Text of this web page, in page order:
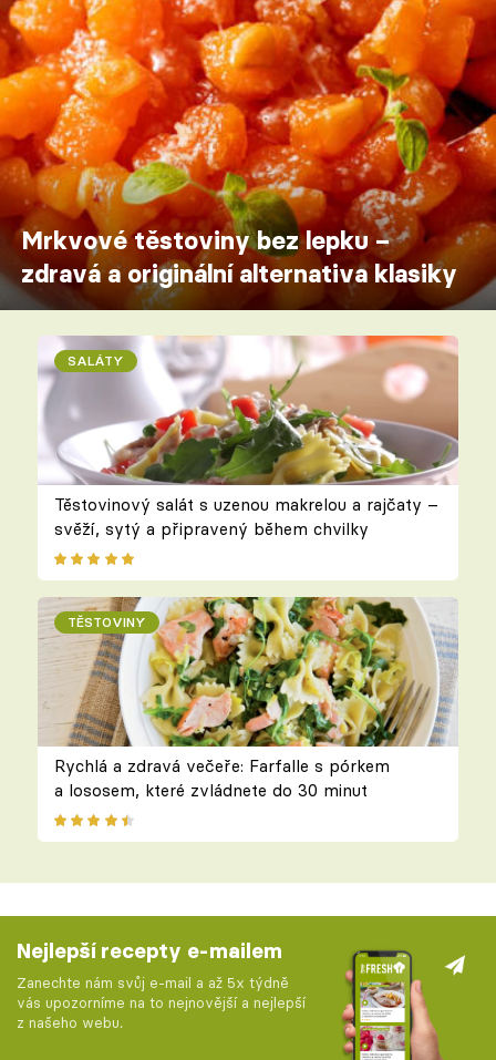
Mrkvové těstoviny bez lepku –
zdravá a originální alternativa klasiky
SALÁTY
Těstovinový salát s uzenou makrelou a rajčaty –
svěží, sytý a připravený během chvilky
TĚSTOVINY
Rychlá a zdravá večeře: Farfalle s pórkem
a lososem, které zvládnete do 30 minut
Nejlepší recepty e-mailem
Zanechte nám svůj e-mail a až 5x týdně
vás upozorníme na to nejnovější a nejlepší
z našeho webu.